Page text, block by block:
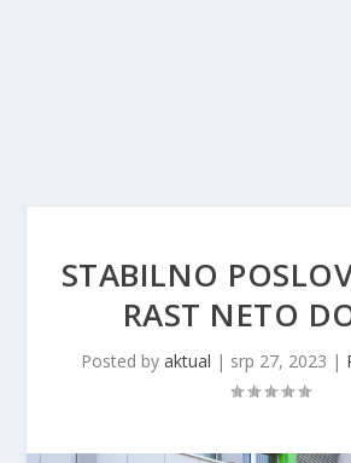
STABILNO
RAST NETO
Posted by aktual | srp 27, 2023 |